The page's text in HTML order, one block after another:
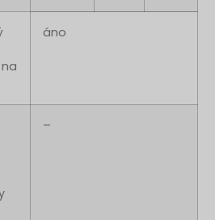
áno
–